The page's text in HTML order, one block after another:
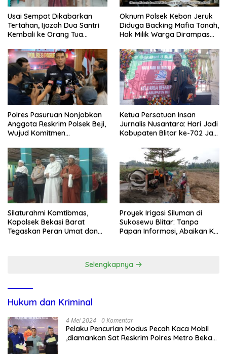
Usai Sempat Dikabarkan
Tertahan, Ijazah Dua Santri
Kembali ke Orang Tua
Oknum Polsek Kebon Jeruk
Diduga Backing Mafia Tanah,
Hak Milik Warga Dirampas
Polres Pasuruan Nonjobkan
Anggota Reskrim Polsek Beji,
Wujud Komitmen
Dugaan Penganiayaan
Ketua Persatuan Insan
Jurnalis Nusantara: Hari Jadi
Kabupaten Blitar ke-702 Jadi
Pembangunan
Silaturahmi Kamtibmas,
Kapolsek Bekasi Barat
Tegaskan Peran Umat dan
Proyek Irigasi Siluman di
Sukosewu Blitar: Tanpa
Papan Informasi, Abaikan K3,
Selengkapnya
Hukum dan Kriminal
4 Mei 2024 0 Komentar
Pelaku Pencurian Modus Pecah Kaca Mobil
,diamankan Sat Reskrim Polres Metro Bekasi